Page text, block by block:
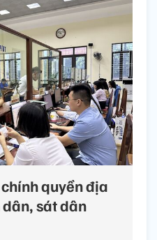
quyền địa
sát dân